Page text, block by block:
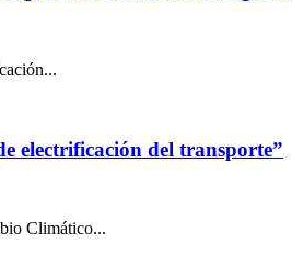
electrificación del transporte”
Climático...